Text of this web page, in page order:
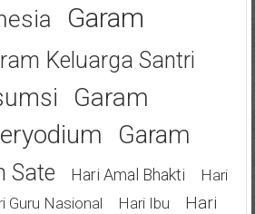
Garam
Keluarga Santri
Garam
Garam
Sate Hari Amal Bhakti
Hari
Guru Nasional Hari Ibu
Hari